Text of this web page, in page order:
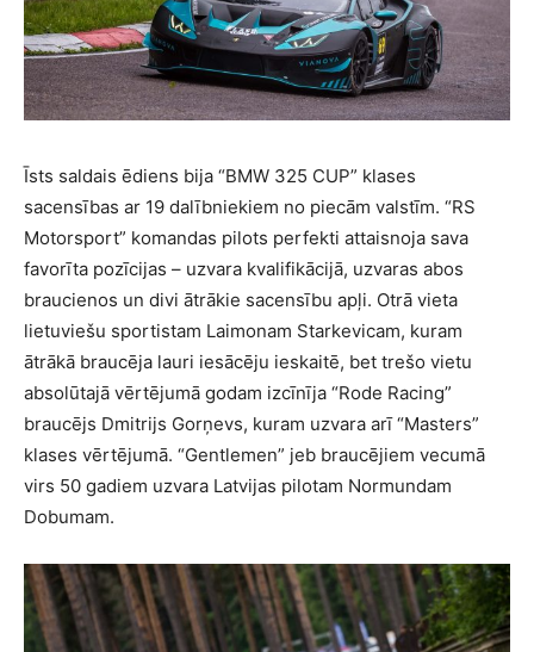
Īsts saldais ēdiens bija “BMW 325 CUP” klases
sacensības ar 19 dalībniekiem no piecām valstīm. “RS
Motorsport” komandas pilots perfekti attaisnoja sava
favorīta pozīcijas – uzvara kvalifikācijā, uzvaras abos
braucienos un divi ātrākie sacensību apļi. Otrā vieta
lietuviešu sportistam Laimonam Starkevicam, kuram
ātrākā braucēja lauri iesācēju ieskaitē, bet trešo vietu
absolūtajā vērtējumā godam izcīnīja “Rode Racing”
braucējs Dmitrijs Gorņevs, kuram uzvara arī “Masters”
klases vērtējumā. “Gentlemen” jeb braucējiem vecumā
virs 50 gadiem uzvara Latvijas pilotam Normundam
Dobumam.